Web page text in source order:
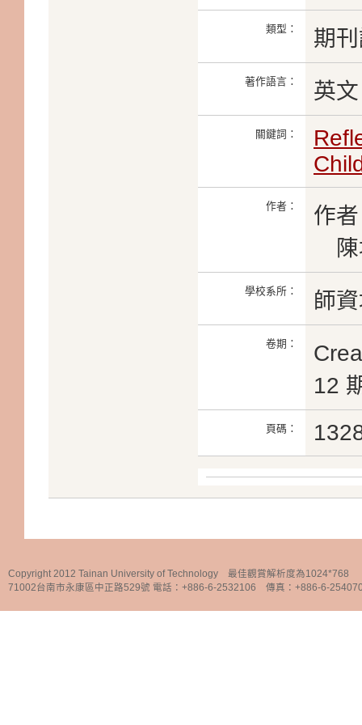
類型： 期
著作語言： 英文
關鍵詞：
作者：
作
陳
學校系所： 師
卷期：
12
頁碼：
Copyright 2012 Tainan University of Technology 最佳觀賞解析度為1024*768
71002台南市永康區中正路529號 電話：+886-6-2532106 傳真：+886-6-